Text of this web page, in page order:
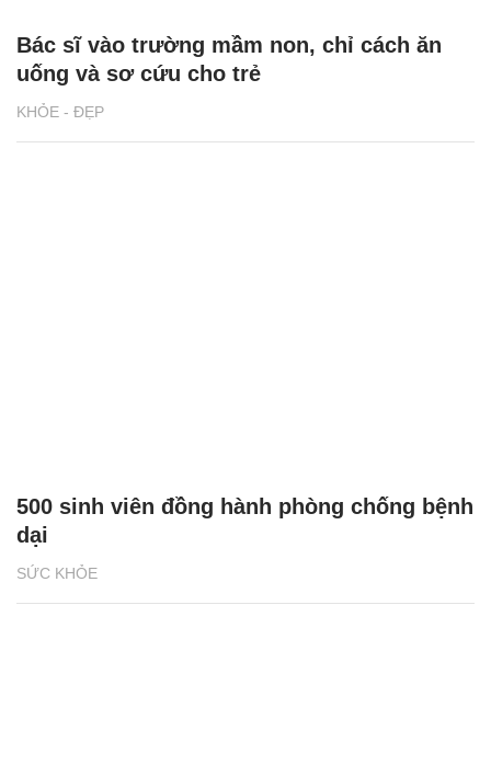
KHỎE - ĐẸP
Bác sĩ vào trường mầm non, chỉ cách ăn
uống và sơ cứu cho trẻ
SỨC KHỎE
500 sinh viên đồng hành phòng chống bệnh
dại